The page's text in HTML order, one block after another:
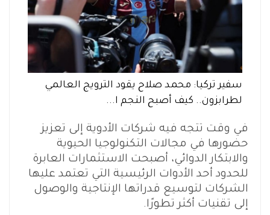
سفير تركيا: محمد صلاح يقود الترويج العالمي
لطرابزون.. كيف أصبح النجم ا...
في وقت تتجه فيه شركات الأدوية إلى تعزيز
حضورها في مجالات التكنولوجيا الحيوية
والابتكار الدوائي، أصبحت الاستثمارات العابرة
للحدود أحد الأدوات الرئيسية التي تعتمد عليها
الشركات لتوسيع قدراتها الإنتاجية والوصول
إلى تقنيات أكثر تطورًا.